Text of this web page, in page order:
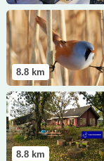
8.8 km
Lees meer
8.8 km
Lees meer De